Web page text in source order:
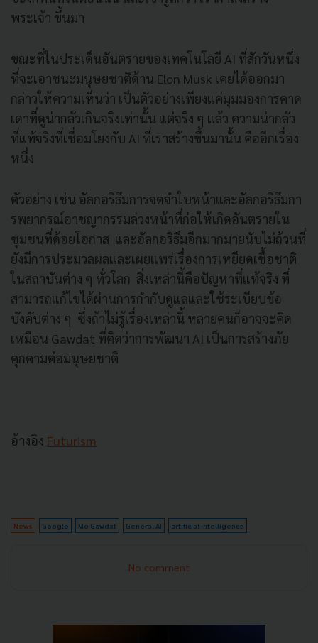
พระเจ้า ขึ้นมา
ขณะที่ในประเด็นอันตรายของเทคโนโลยี AI ที่สักวันหนึ่ง
ที่จะเอาชนะมนุษยชาติด้าน Elon Musk เคยได้ออกมา
กล่าวให้ความเห็นว่า เป็นตัวอย่างเพียงแค่มุมมองการคาด
เดาที่ดูน่ากลัวเกินจริงเท่านั้น แต่จริง ๆ แล้ว ความน่ากลัว
ที่แท้จริงที่เชื่อมโยงกับ AI ที่เราสร้างขึ้นมานั้น คืออีกเรื่อง
หนึ่ง
ตัวอย่าง เช่น อัลกอริธึมการจดจำใบหน้าและอัลกอริธึมกา
รพยากรณ์อาชญากรรมล่วงหน้าที่ก่อให้เกิดอันตรายใน
ชุมชนที่ด้อยโอกาส และอัลกอริธึมอีกมากมายนับไม่ถ้วนที่
ยังมีการประมวลผลและเผยแพร่เรื่องการเหยียดเชื้อชาติ
ในสถาบันต่าง ๆ ทั่วโลก สิ่งเหล่านี้คือปัญหาที่แท้จริง ที่
สามารถแก้ไขได้ผ่านการกำกับดูแลและใช้ระเบียบข้อ
บังคับต่าง ๆ ซึ่งถ้าไม่รู้เรื่องเหล่านี้ หลายคนก็อาจจะคิด
เหมือน Gawdat ที่คิดว่าการพัฒนา AI เป็นการสร้างภัย
คุกคามต่อมนุษยชาติ
อ้างอิง Futurism
News Google Mo Gawdat General AI artificial intelligence
No comment